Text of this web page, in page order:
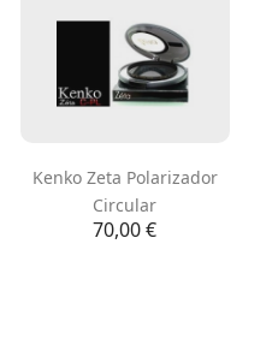
Kenko Zeta Polarizador
Circular
Precio
70,00 €